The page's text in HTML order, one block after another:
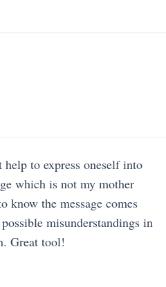
to express oneself into
which is not my mother
know the message comes
misunderstandings in
Great tool!